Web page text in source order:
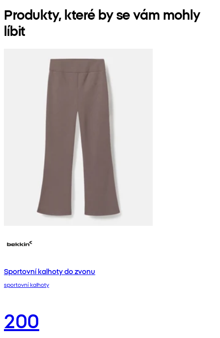
Produkty, které by se vám mohly
líbit
Sportovní kalhoty do zvonu
sportovní kalhoty
200